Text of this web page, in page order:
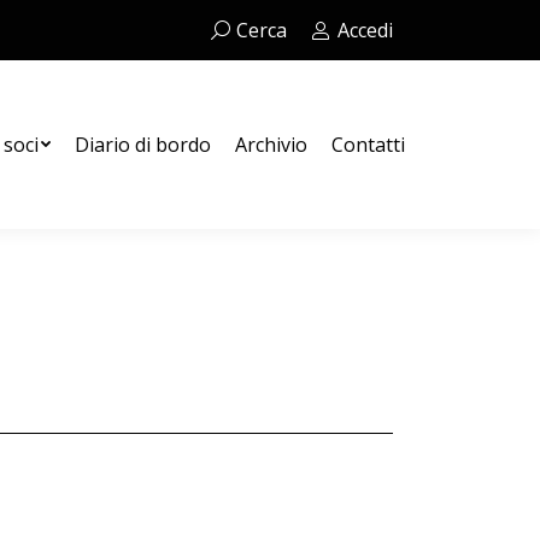
Cerca:Cerca Accedi
Diario di bordo Archivio Contatti
Contatti